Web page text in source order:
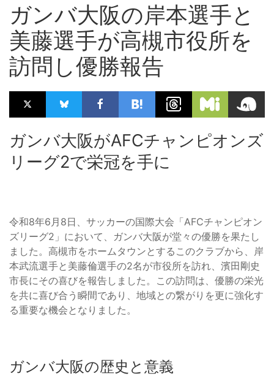
ガンバ大阪の岸本選手と
美藤選手が高槻市役所を
訪問し優勝報告
ガンバ大阪がAFCチャンピオンズ
リーグ2で栄冠を手に
令和8年6月8日、サッカーの国際大会「AFCチャンピオン
ズリーグ2」において、ガンバ大阪が堂々の優勝を果たし
ました。高槻市をホームタウンとするこのクラブから、岸
本武流選手と美藤倫選手の2名が市役所を訪れ、濱田剛史
市長にその喜びを報告しました。この訪問は、優勝の栄光
を共に喜び合う瞬間であり、地域との繋がりを更に強化す
る重要な機会となりました。
ガンバ大阪の歴史と意義